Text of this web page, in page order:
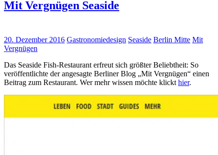
Mit Vergnügen Seaside
20. Dezember 2016 Gastronomiedesign Seaside Berlin Mitte Mit
Vergnügen
Das Seaside Fish-Restaurant erfreut sich größter Beliebtheit: So
veröffentlichte der angesagte Berliner Blog „Mit Vergnügen“ einen
Beitrag zum Restaurant. Wer mehr wissen möchte klickt hier.